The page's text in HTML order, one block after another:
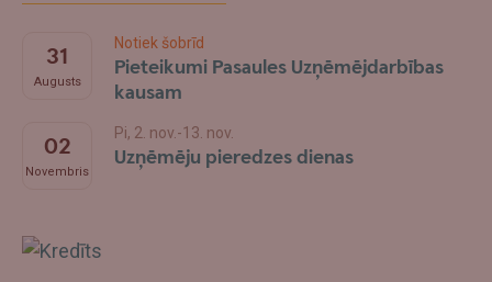
31
Augusts
Notiek šobrīd
Pieteikumi Pasaules Uzņēmējdarbības
kausam
02
Novembris
Pi, 2. nov.-13. nov.
Uzņēmēju pieredzes dienas